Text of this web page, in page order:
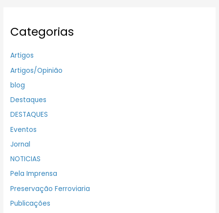
Categorias
Artigos
Artigos/Opinião
blog
Destaques
DESTAQUES
Eventos
Jornal
NOTICIAS
Pela Imprensa
Preservação Ferroviaria
Publicações